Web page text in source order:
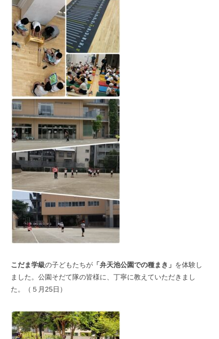
こだま学級の子どもたちが 「弁天池公園での種まき」 を体験し
ました。公園そだて隊の皆様に、丁寧に教えていただきまし
た。（５月25日）